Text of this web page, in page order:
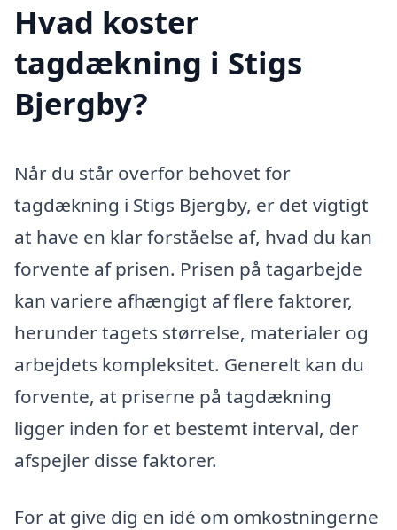
Hvad koster
tagdækning i Stigs
Bjergby?
Når du står overfor behovet for
tagdækning i Stigs Bjergby, er det vigtigt
at have en klar forståelse af, hvad du kan
forvente af prisen. Prisen på tagarbejde
kan variere afhængigt af flere faktorer,
herunder tagets størrelse, materialer og
arbejdets kompleksitet. Generelt kan du
forvente, at priserne på tagdækning
ligger inden for et bestemt interval, der
afspejler disse faktorer.
For at give dig en idé om omkostningerne